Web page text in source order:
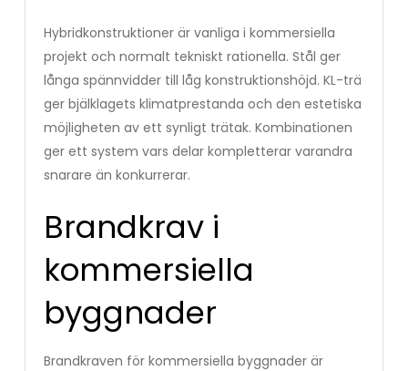
Hybridkonstruktioner är vanliga i kommersiella
projekt och normalt tekniskt rationella. Stål ger
långa spännvidder till låg konstruktionshöjd. KL-trä
ger bjälklagets klimatprestanda och den estetiska
möjligheten av ett synligt trätak. Kombinationen
ger ett system vars delar kompletterar varandra
snarare än konkurrerar.
Brandkrav i
kommersiella
byggnader
Brandkraven för kommersiella byggnader är